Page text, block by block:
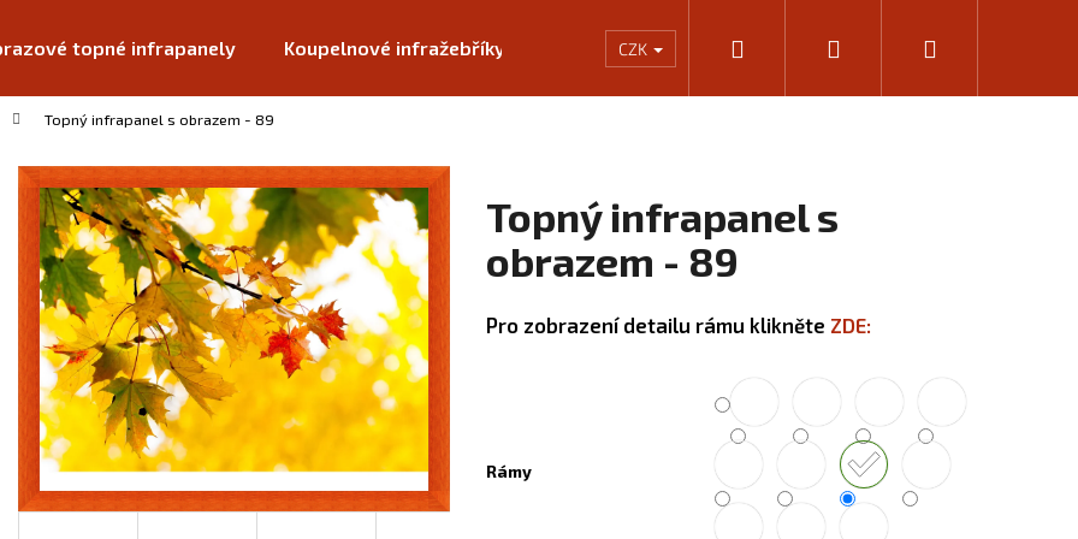
topné infrapanely Koupelnové infražebříky Rámování Kalkulačka výkonu infrapanelů
CZK Přihlášení
Topný infrapanel s obrazem - 89
Topný infrapanel s
obrazem - 89
Pro zobrazení detailu rámu klikněte ZDE:
Rámy
Co potřebujete najít?
HLEDAT
Doporučujeme
Následující